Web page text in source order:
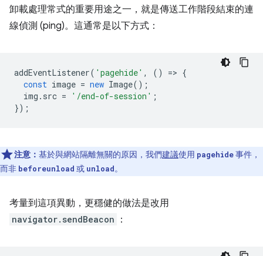
卸載處理常式的重要用途之一，就是傳送工作階段結束的連
線偵測 (ping)。這通常是以下方式：
addEventListener( 'pagehide' , () => {
const image = new Image();
img . src = '/end-of-session' ;
});
注意： 基於與網站隔離無關的原因，我們建議使用 pagehide事件，
而非 beforeunload 或 unload。
考量到這項異動，更穩健的做法是改用
navigator.sendBeacon ：